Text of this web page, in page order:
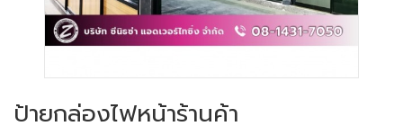
ป้ายกล่องไฟหน้าร้านค้า